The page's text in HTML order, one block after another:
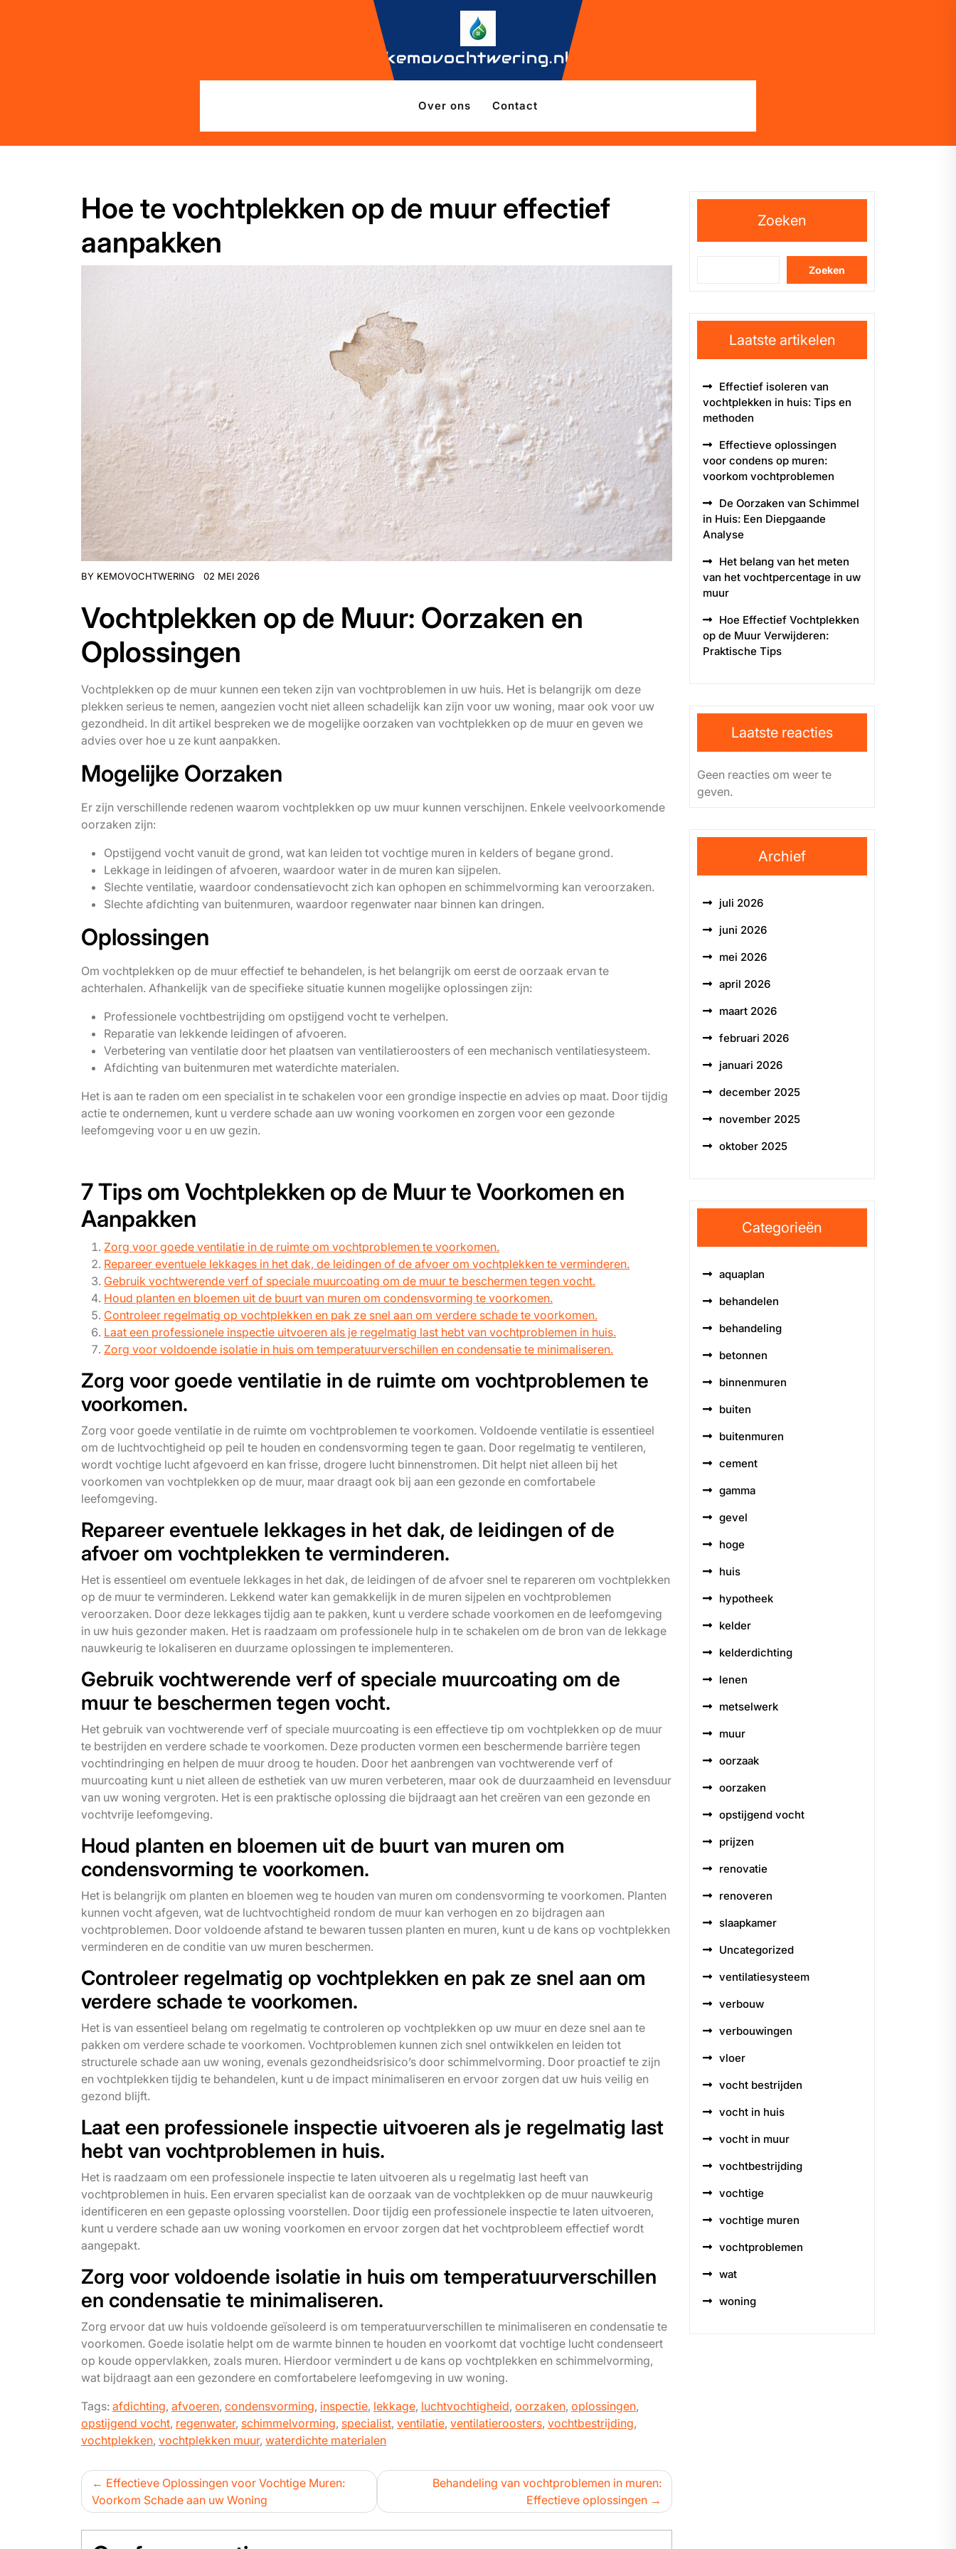
kemovochtwering.nl
Over ons Contact
Hoe te vochtplekken op de muur effectief
aanpakken
BY KEMOVOCHTWERING 02 MEI 2026
Vochtplekken op de Muur: Oorzaken en
Oplossingen
Vochtplekken op de muur kunnen een teken zijn van vochtproblemen in uw huis. Het is belangrijk om deze
plekken serieus te nemen, aangezien vocht niet alleen schadelijk kan zijn voor uw woning, maar ook voor uw
gezondheid. In dit artikel bespreken we de mogelijke oorzaken van vochtplekken op de muur en geven we
advies over hoe u ze kunt aanpakken.
Mogelijke Oorzaken
Er zijn verschillende redenen waarom vochtplekken op uw muur kunnen verschijnen. Enkele veelvoorkomende
oorzaken zijn:
Opstijgend vocht vanuit de grond, wat kan leiden tot vochtige muren in kelders of begane grond.
Lekkage in leidingen of afvoeren, waardoor water in de muren kan sijpelen.
Slechte ventilatie, waardoor condensatievocht zich kan ophopen en schimmelvorming kan veroorzaken.
Slechte afdichting van buitenmuren, waardoor regenwater naar binnen kan dringen.
Oplossingen
Om vochtplekken op de muur effectief te behandelen, is het belangrijk om eerst de oorzaak ervan te
achterhalen. Afhankelijk van de specifieke situatie kunnen mogelijke oplossingen zijn:
Professionele vochtbestrijding om opstijgend vocht te verhelpen.
Reparatie van lekkende leidingen of afvoeren.
Verbetering van ventilatie door het plaatsen van ventilatieroosters of een mechanisch ventilatiesysteem.
Afdichting van buitenmuren met waterdichte materialen.
Het is aan te raden om een specialist in te schakelen voor een grondige inspectie en advies op maat. Door tijdig
actie te ondernemen, kunt u verdere schade aan uw woning voorkomen en zorgen voor een gezonde
leefomgeving voor u en uw gezin.
7 Tips om Vochtplekken op de Muur te Voorkomen en
Aanpakken
Zorg voor goede ventilatie in de ruimte om vochtproblemen te voorkomen.
Repareer eventuele lekkages in het dak, de leidingen of de afvoer om vochtplekken te verminderen.
Gebruik vochtwerende verf of speciale muurcoating om de muur te beschermen tegen vocht.
Houd planten en bloemen uit de buurt van muren om condensvorming te voorkomen.
Controleer regelmatig op vochtplekken en pak ze snel aan om verdere schade te voorkomen.
Laat een professionele inspectie uitvoeren als je regelmatig last hebt van vochtproblemen in huis.
Zorg voor voldoende isolatie in huis om temperatuurverschillen en condensatie te minimaliseren.
Zorg voor goede ventilatie in de ruimte om vochtproblemen te
voorkomen.
Zorg voor goede ventilatie in de ruimte om vochtproblemen te voorkomen. Voldoende ventilatie is essentieel
om de luchtvochtigheid op peil te houden en condensvorming tegen te gaan. Door regelmatig te ventileren,
wordt vochtige lucht afgevoerd en kan frisse, drogere lucht binnenstromen. Dit helpt niet alleen bij het
voorkomen van vochtplekken op de muur, maar draagt ook bij aan een gezonde en comfortabele
leefomgeving.
Repareer eventuele lekkages in het dak, de leidingen of de
afvoer om vochtplekken te verminderen.
Het is essentieel om eventuele lekkages in het dak, de leidingen of de afvoer snel te repareren om vochtplekken
op de muur te verminderen. Lekkend water kan gemakkelijk in de muren sijpelen en vochtproblemen
veroorzaken. Door deze lekkages tijdig aan te pakken, kunt u verdere schade voorkomen en de leefomgeving
in uw huis gezonder maken. Het is raadzaam om professionele hulp in te schakelen om de bron van de lekkage
nauwkeurig te lokaliseren en duurzame oplossingen te implementeren.
Gebruik vochtwerende verf of speciale muurcoating om de
muur te beschermen tegen vocht.
Het gebruik van vochtwerende verf of speciale muurcoating is een effectieve tip om vochtplekken op de muur
te bestrijden en verdere schade te voorkomen. Deze producten vormen een beschermende barrière tegen
vochtindringing en helpen de muur droog te houden. Door het aanbrengen van vochtwerende verf of
muurcoating kunt u niet alleen de esthetiek van uw muren verbeteren, maar ook de duurzaamheid en levensduur
van uw woning vergroten. Het is een praktische oplossing die bijdraagt aan het creëren van een gezonde en
vochtvrije leefomgeving.
Houd planten en bloemen uit de buurt van muren om
condensvorming te voorkomen.
Het is belangrijk om planten en bloemen weg te houden van muren om condensvorming te voorkomen. Planten
kunnen vocht afgeven, wat de luchtvochtigheid rondom de muur kan verhogen en zo bijdragen aan
vochtproblemen. Door voldoende afstand te bewaren tussen planten en muren, kunt u de kans op vochtplekken
verminderen en de conditie van uw muren beschermen.
Controleer regelmatig op vochtplekken en pak ze snel aan om
verdere schade te voorkomen.
Het is van essentieel belang om regelmatig te controleren op vochtplekken op uw muur en deze snel aan te
pakken om verdere schade te voorkomen. Vochtproblemen kunnen zich snel ontwikkelen en leiden tot
structurele schade aan uw woning, evenals gezondheidsrisico’s door schimmelvorming. Door proactief te zijn
en vochtplekken tijdig te behandelen, kunt u de impact minimaliseren en ervoor zorgen dat uw huis veilig en
gezond blijft.
Laat een professionele inspectie uitvoeren als je regelmatig last
hebt van vochtproblemen in huis.
Het is raadzaam om een professionele inspectie te laten uitvoeren als u regelmatig last heeft van
vochtproblemen in huis. Een ervaren specialist kan de oorzaak van de vochtplekken op de muur nauwkeurig
identificeren en een gepaste oplossing voorstellen. Door tijdig een professionele inspectie te laten uitvoeren,
kunt u verdere schade aan uw woning voorkomen en ervoor zorgen dat het vochtprobleem effectief wordt
aangepakt.
Zorg voor voldoende isolatie in huis om temperatuurverschillen
en condensatie te minimaliseren.
Zorg ervoor dat uw huis voldoende geïsoleerd is om temperatuurverschillen te minimaliseren en condensatie te
voorkomen. Goede isolatie helpt om de warmte binnen te houden en voorkomt dat vochtige lucht condenseert
op koude oppervlakken, zoals muren. Hierdoor vermindert u de kans op vochtplekken en schimmelvorming,
wat bijdraagt aan een gezondere en comfortabelere leefomgeving in uw woning.
Tags: afdichting, afvoeren, condensvorming, inspectie, lekkage, luchtvochtigheid, oorzaken, oplossingen,
opstijgend vocht, regenwater, schimmelvorming, specialist, ventilatie, ventilatieroosters, vochtbestrijding,
vochtplekken, vochtplekken muur, waterdichte materialen
Bericht
navigatie
Effectieve Oplossingen voor Vochtige Muren:
Voorkom Schade aan uw Woning
Behandeling van vochtproblemen in muren:
Effectieve oplossingen
Zoeken
Zoeken
Laatste artikelen
Effectief isoleren van
vochtplekken in huis: Tips en
methoden
Effectieve oplossingen
voor condens op muren:
voorkom vochtproblemen
De Oorzaken van Schimmel
in Huis: Een Diepgaande
Analyse
Het belang van het meten
van het vochtpercentage in uw
muur
Hoe Effectief Vochtplekken
op de Muur Verwijderen:
Praktische Tips
Laatste reacties
Geen reacties om weer te
geven.
Archief
juli 2026
juni 2026
mei 2026
april 2026
maart 2026
februari 2026
januari 2026
december 2025
november 2025
oktober 2025
Categorieën
aquaplan
behandelen
behandeling
betonnen
binnenmuren
buiten
buitenmuren
cement
gamma
gevel
hoge
huis
hypotheek
kelder
kelderdichting
lenen
metselwerk
muur
oorzaak
oorzaken
opstijgend vocht
prijzen
renovatie
renoveren
slaapkamer
Uncategorized
ventilatiesysteem
verbouw
verbouwingen
vloer
vocht bestrijden
vocht in huis
vocht in muur
vochtbestrijding
vochtige
vochtige muren
vochtproblemen
wat
woning